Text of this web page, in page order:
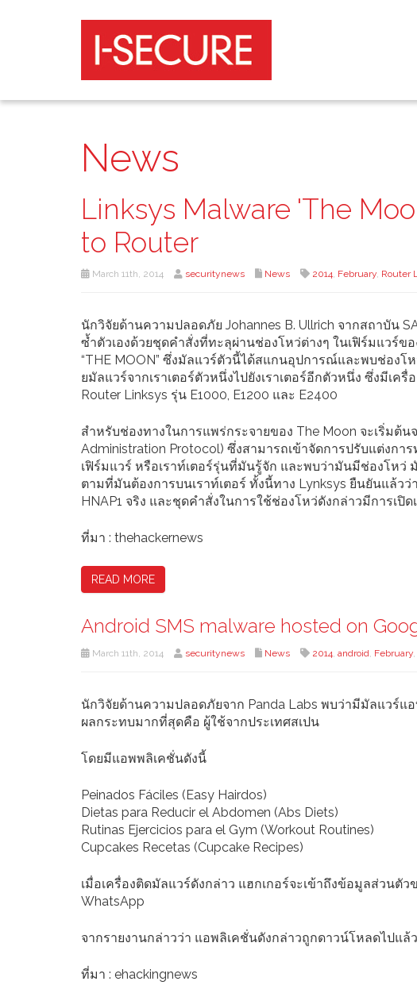
News
Linksys Malware 'The
to Router
March 11th, 2014 securitynews News 2014, February, Router
นักวิจัยด้านความปลอดภัย Johannes B. Ullrich จากสถาบัน
ซ้ำตัวเองด้วยชุดคำสั่งที่ทะลุผ่านช่องโหว่ต่างๆ ในเฟิร์มแวร์ข
“THE MOON” ซึ่งมัลแวร์ตัวนี้ได้สแกนอุปการณ์และพบช่องโ
ยมัลแวร์จากเราเตอร์ตัวหนึ่งไปยังเราเตอร์อีกตัวหนึ่ง ซึ่งมีเ
Router Linksys รุ่น E1000, E1200 และ E2400
สำหรับช่องทางในการแพร่กระจายของ The Moon จะเริ่มต้
Administration Protocol) ซึ่งสามารถเข้าจัดการปรับแต่งก
เฟิร์มแวร์ หรือเราท์เตอร์รุ่นที่มันรู้จัก และพบว่ามันมีช่องโหว่
ตามที่มันต้องการบนเราท์เตอร์ ทั้งนี้ทาง Lynksys ยืนยันแล้
HNAP1 จริง และชุดคำสั่งในการใช้ช่องโหว่ดังกล่าวมีการเปิ
ที่มา : thehackernews
READ MORE
Android SMS malware hosted on
March 11th, 2014 securitynews News 2014, android, February,
นักวิจัยด้านความปลอดภัยจาก Panda Labs พบว่ามีมัลแวร์
ผลกระทบมากที่สุดคือ ผู้ใช้จากประเทศสเปน
โดยมีแอพพลิเคชั่นดังนี้
Peinados Fáciles (Easy Hairdos)
Dietas para Reducir el Abdomen (Abs Diets)
Rutinas Ejercicios para el Gym (Workout Routines)
Cupcakes Recetas (Cupcake Recipes)
เมื่อเครื่องติดมัลแวร์ดังกล่าว แฮกเกอร์จะเข้าถึงข้อมูลส่วนตั
WhatsApp
จากรายงานกล่าวว่า แอพลิเคชั่นดังกล่าวถูกดาวน์โหลดไปแล้
ที่มา : ehackingnews